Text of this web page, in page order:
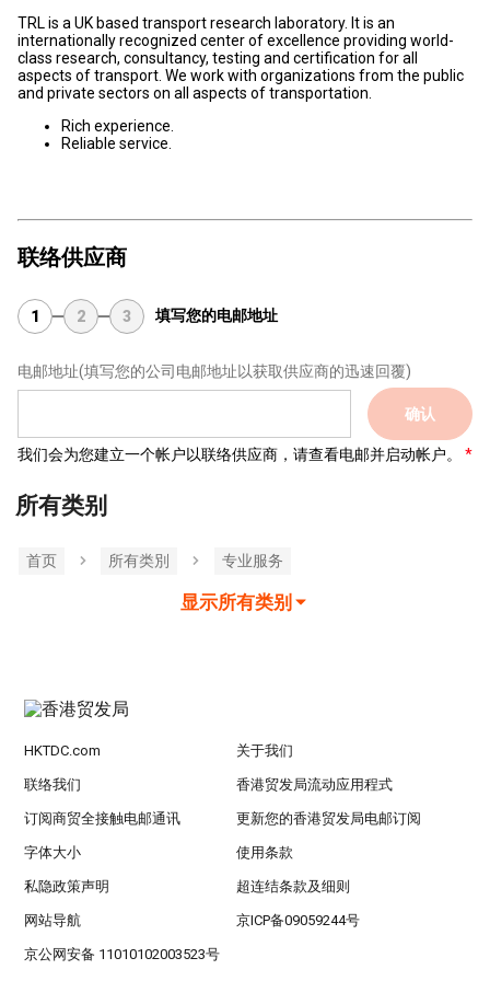
TRL is a UK based transport research laboratory. It is an
internationally recognized center of excellence providing world-
class research, consultancy, testing and certification for all
aspects of transport. We work with organizations from the public
and private sectors on all aspects of transportation.
Rich experience.
Reliable service.
联络供应商
1 2 3 填写您的电邮地址
电邮地址(填写您的公司电邮地址以获取供应商的迅速回覆)
确认
我们会为您建立一个帐户以联络供应商，请查看电邮并启动帐户。
所有类别
首页 所有类別 专业服务
显示所有类别
HKTDC.com 关于我们
联络我们 香港贸发局流动应用程式
订阅商贸全接触电邮通讯 更新您的香港贸发局电邮订阅
字体大小 使用条款
私隐政策声明 超连结条款及细则
网站导航 京ICP备09059244号
京公网安备 11010102003523号